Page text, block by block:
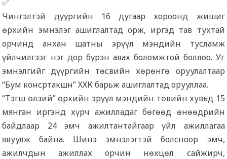
Чингэлтэй дүүргийн 16 дугаар хороонд жишиг
өрхийн эмнэлэг ашиглалтад орж, иргэд тав тухтай
орчинд анхан шатны эрүүл мэндийн тусламж
үйлчилгээг нэг дор бүрэн авах боломжтой боллоо. Уг
эмнэлгийг дүүргийн төсвийн хөрөнгө оруулалтаар
“Бум консртакшн” ХХК барьж ашиглалтад орууллаа.
“Тэгш өлзий” өрхийн эрүүл мэндийн төвийн хувьд 15
мянган иргэнд хүрч ажилладаг бөгөөд өнөөдрийн
байдлаар 24 эмч ажилтантайгаар үйл ажиллагаа
явуулж байна. Шинэ эмнэлэгтэй болсноор эмч,
ажилчдын ажиллах орчин нөхцөл сайжирч,